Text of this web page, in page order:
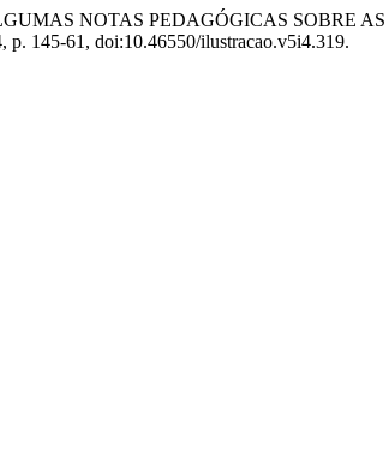
NOTAS PEDAGÓGICAS SOBRE
p. 145-61, doi:10.46550/ilustracao.v5i4.319.